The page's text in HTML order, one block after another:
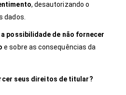
, desautorizando o
dados.
possibilidade de não fornecer
e sobre as consequências da
seus direitos de titular?